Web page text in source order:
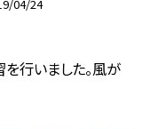
04/24
行いました。風が